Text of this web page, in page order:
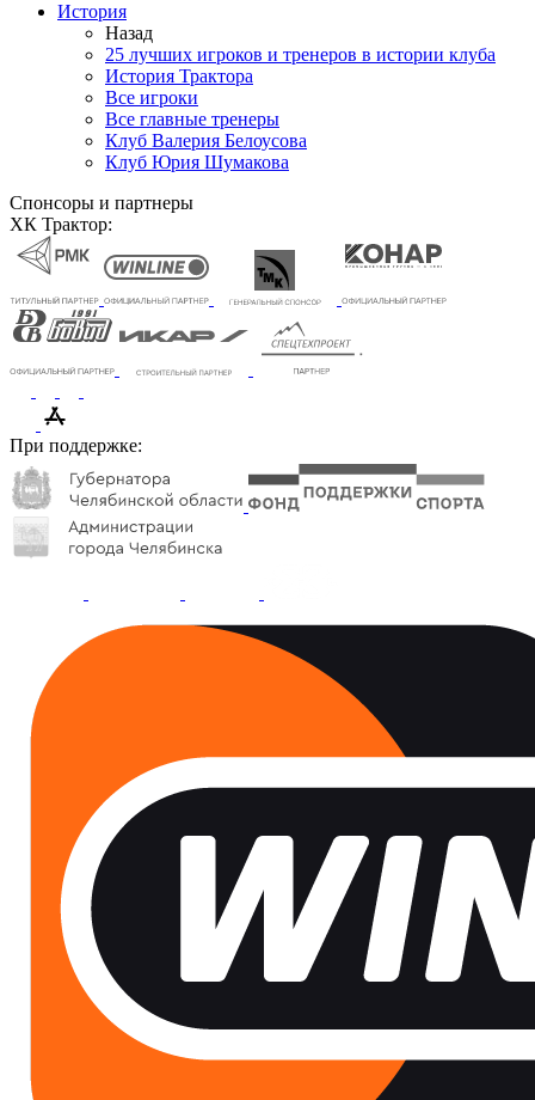
История
Назад
25 лучших игроков и тренеров в истории клуба
История Трактора
Все игроки
Все главные тренеры
Клуб Валерия Белоусова
Клуб Юрия Шумакова
Спонсоры и партнеры
ХК Трактор:
При поддержке: